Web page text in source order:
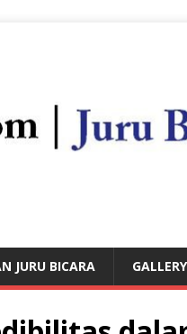
JURU BICARA GALLERY